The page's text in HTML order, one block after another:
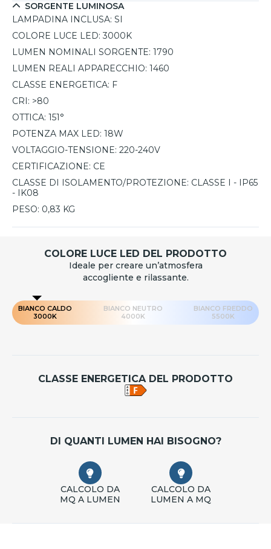
SORGENTE LUMINOSA
LAMPADINA INCLUSA: SI
COLORE LUCE LED: 3000K
LUMEN NOMINALI SORGENTE: 1790
LUMEN REALI APPARECCHIO: 1460
CLASSE ENERGETICA: F
CRI: >80
OTTICA: 151°
POTENZA MAX LED: 18W
VOLTAGGIO-TENSIONE: 220-240V
CERTIFICAZIONE: CE
CLASSE DI ISOLAMENTO/PROTEZIONE: CLASSE I - IP65
- IK08
PESO: 0,83 KG
COLORE LUCE LED DEL PRODOTTO
Ideale per creare un’atmosfera
accogliente e rilassante.
BIANCO CALDO
3000K
BIANCO NEUTRO
4000K
BIANCO FREDDO
5500K
CLASSE ENERGETICA DEL PRODOTTO
DI QUANTI LUMEN HAI BISOGNO?
CALCOLO DA
MQ A LUMEN
CALCOLO DA
LUMEN A MQ